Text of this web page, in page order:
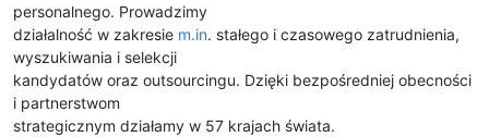
personalnego. Prowadzimy
działalność w zakresie m.in. stałego i czasowego zatrudnienia,
wyszukiwania i selekcji
kandydatów oraz outsourcingu. Dzięki bezpośredniej obecności
i partnerstwom
strategicznym działamy w 57 krajach świata.